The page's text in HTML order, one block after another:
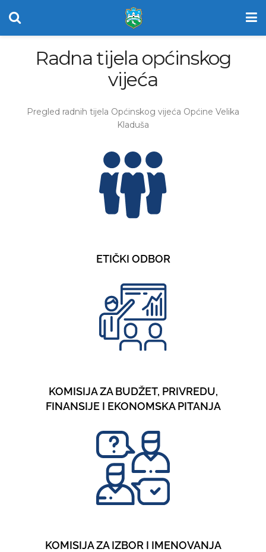
Radna tijela općinskog
vijeća
Pregled radnih tijela Općinskog vijeća Općine Velika
Kladuša
ETIČKI ODBOR
KOMISIJA ZA BUDŽET, PRIVREDU,
FINANSIJE I EKONOMSKA PITANJA
KOMISIJA ZA IZBOR I IMENOVANJA